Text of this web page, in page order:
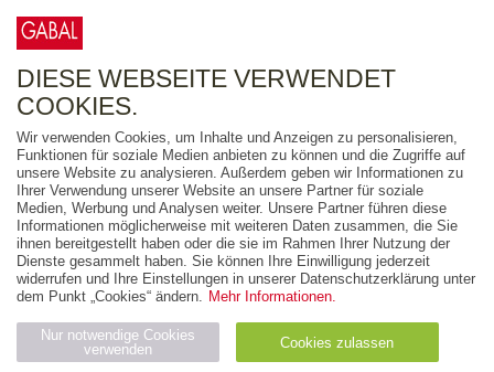
FREITEXT
AUSGABEART
AUS DER REIHE
ZUM THEMA
Neuerscheinung
Bestseller
DIESE WEBSEITE VERWENDET
COOKIES.
Wir verwenden Cookies, um Inhalte und Anzeigen zu personalisieren,
Funktionen für soziale Medien anbieten zu können und die Zugriffe auf
unsere Website zu analysieren. Außerdem geben wir Informationen zu
Ihrer Verwendung unserer Website an unsere Partner für soziale
Medien, Werbung und Analysen weiter. Unsere Partner führen diese
Informationen möglicherweise mit weiteren Daten zusammen, die Sie
ihnen bereitgestellt haben oder die sie im Rahmen Ihrer Nutzung der
Dienste gesammelt haben. Sie können Ihre Einwilligung jederzeit
widerrufen und Ihre Einstellungen in unserer Datenschutzerklärung unter
dem Punkt „Cookies“ ändern. Mehr Informationen.
Nur notwendige Cookies
verwenden
Cookies zulassen